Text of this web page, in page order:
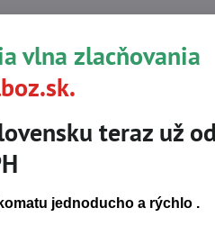
zorníkom triedy F,
vhodné pri zváraní.
vlna zlacňovania
teraz už od
jednoducho a rýchlo .